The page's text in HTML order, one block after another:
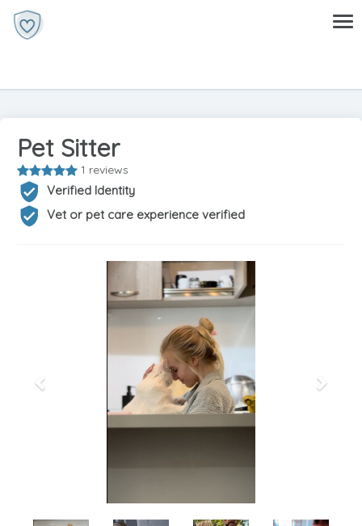
Pet Sitter
1 reviews
Verified Identity
Vet or pet care experience verified